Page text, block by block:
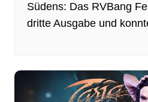
Südens: Das RVBang
dritte Ausgabe und